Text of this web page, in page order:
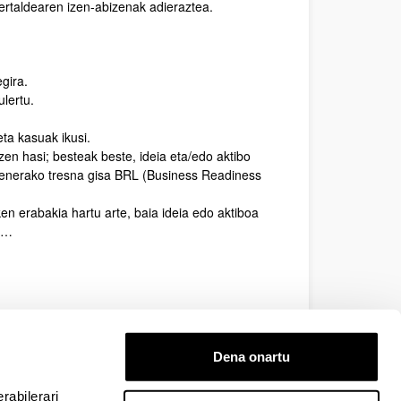
Dena onartu
izen-abizenak adieraztea.
kasuak ikusi.
hasi; besteak beste, ideia eta/edo aktibo
tresna gisa BRL (Business Readiness
erabakia hartu arte, baia ideia edo aktiboa
zati praktikoak ditu, saio osoan aplikatuta.
ideia, aktibo teknologiko eta jada
izango dira.